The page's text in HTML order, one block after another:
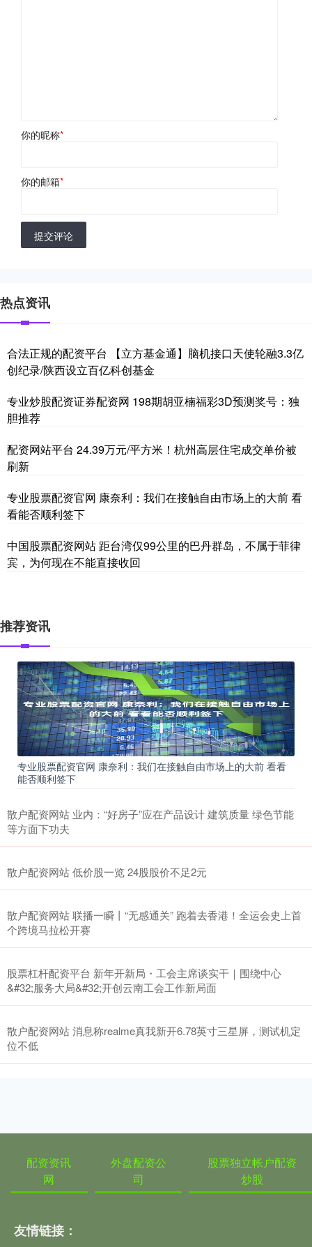
你的昵称*
你的邮箱*
提交评论
热点资讯
合法正规的配资平台 【立方基金通】脑机接口天使轮融3.3亿
创纪录/陕西设立百亿科创基金
专业炒股配资证券配资网 198期胡亚楠福彩3D预测奖号：独
胆推荐
配资网站平台 24.39万元/平方米！杭州高层住宅成交单价被
刷新
专业股票配资官网 康奈利：我们在接触自由市场上的大前 看
看能否顺利签下
中国股票配资网站 距台湾仅99公里的巴丹群岛，不属于菲律
宾，为何现在不能直接收回
推荐资讯
专业股票配资官网 康奈利：我们在接触自由市场上的大前 看看
能否顺利签下
散户配资网站 业内：“好房子”应在产品设计 建筑质量 绿色节能
等方面下功夫
散户配资网站 低价股一览 24股股价不足2元
散户配资网站 联播一瞬丨“无感通关” 跑着去香港！全运会史上首
个跨境马拉松开赛
股票杠杆配资平台 新年开新局・工会主席谈实干｜围绕中心
&#32;服务大局&#32;开创云南工会工作新局面
散户配资网站 消息称realme真我新开6.78英寸三星屏，测试机定
位不低
配资资讯
网
外盘配资公
司
股票独立帐户配资
炒股
友情链接：